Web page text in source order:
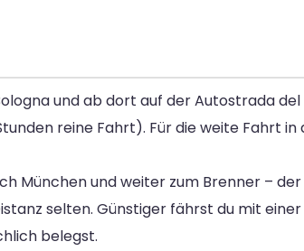
und ab dort auf der Autostrada del
reine Fahrt). Für die weite Fahrt
München und weiter zum Brenner –
selten. Günstiger fährst du mit einer
belegst.